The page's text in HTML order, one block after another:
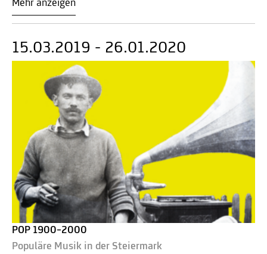
Mehr anzeigen
15.03.2019 - 26.01.2020
POP 1900–2000
Populäre Musik in der Steiermark